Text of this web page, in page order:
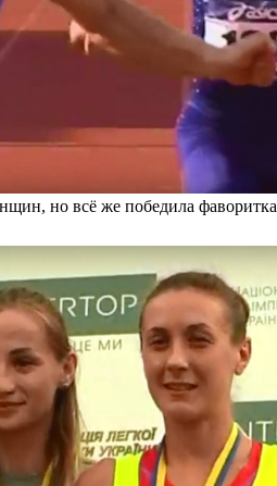
но всё же победила фаворитка